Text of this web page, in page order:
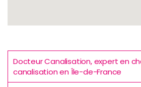
Docteur Canalisation, expert en
canalisation en Île-de-France